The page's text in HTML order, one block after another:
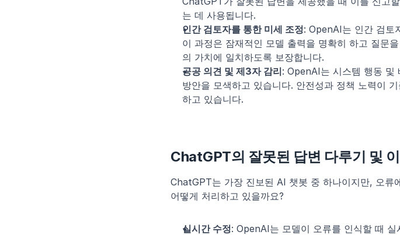
는 데 사용됩니다.
인간 검토자를 통한 미세 조정: OpenAI는 인간 검토
이 과정은 잠재적인 모델 출력을 명확히 하고 질문
의 가치에 일치하도록 보장합니다.
공공 의견 및 제3자 감리: OpenAI는 시스템 행동 및
방안을 모색하고 있습니다. 안전성과 정책 노력이
하고 있습니다.
ChatGPT의 잘못된 답변 다루기 및 이
ChatGPT는 가장 진보된 AI 챗봇 중 하나이지만, 오류
어떻게 처리하고 있을까요?
실시간 수정: OpenAI는 모델이 오류를 인식할 때